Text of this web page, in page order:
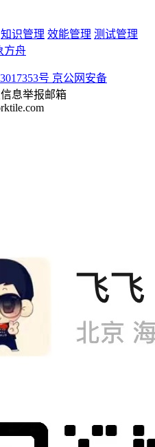
知识管理 效能管理 测试管理
方舟
号 京公网安备
息举报邮箱